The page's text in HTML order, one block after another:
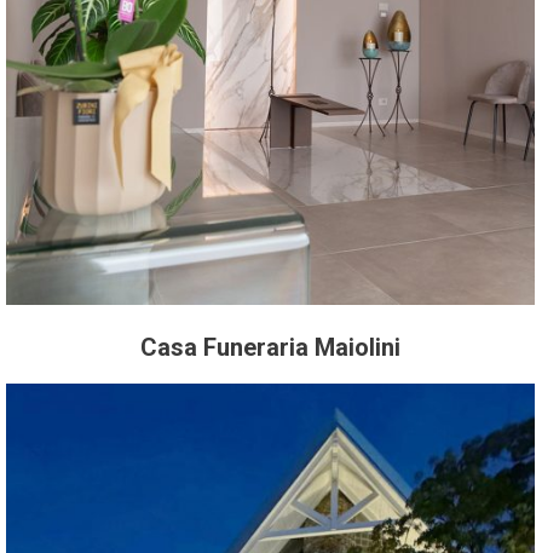
Casa Funeraria Maiolini